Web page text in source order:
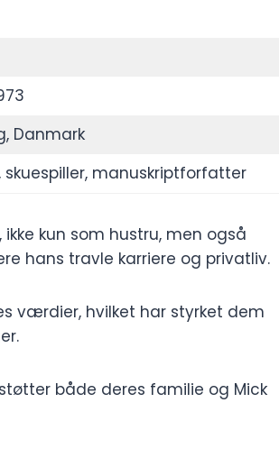
Danmark
skuespiller, manuskriptforfatter
kun som hustru, men også
hans travle karriere og privatliv.
værdier, hvilket har styrket dem
både deres familie og Mick